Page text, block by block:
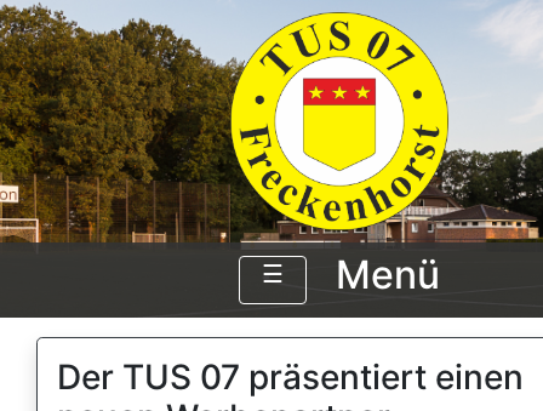
☰ Menü
Der TUS 07 präsentiert einen